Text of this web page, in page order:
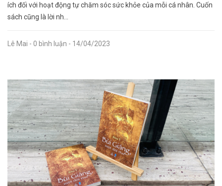
ích đối với hoạt động tự chăm sóc sức khỏe của mỗi cá nhân. Cuốn
sách cũng là lời nh...
Lê Mai - 0 bình luận - 14/04/2023